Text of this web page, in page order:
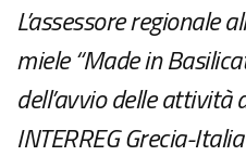
L’assessore regionale
miele “Made in
dell’avvio delle
INTERREG Grecia-